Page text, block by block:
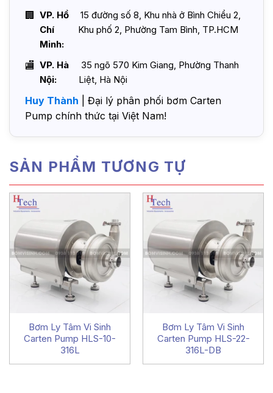
VP. Hồ
Chí
Minh:
15 đường số 8, Khu nhà ở Bình Chiểu 2,
Khu phố 2, Phường Tam Bình, TP.HCM
VP. Hà
Nội:
35 ngõ 570 Kim Giang, Phường Thanh
Liệt, Hà Nội
Huy Thành | Đại lý phân phối bơm Carten
Pump chính thức tại Việt Nam!
SẢN PHẨM TƯƠNG TỰ
Bơm Ly Tâm Vi Sinh
Carten Pump HLS-10-
316L
Bơm Ly Tâm Vi Sinh
Carten Pump HLS-22-
316L-DB